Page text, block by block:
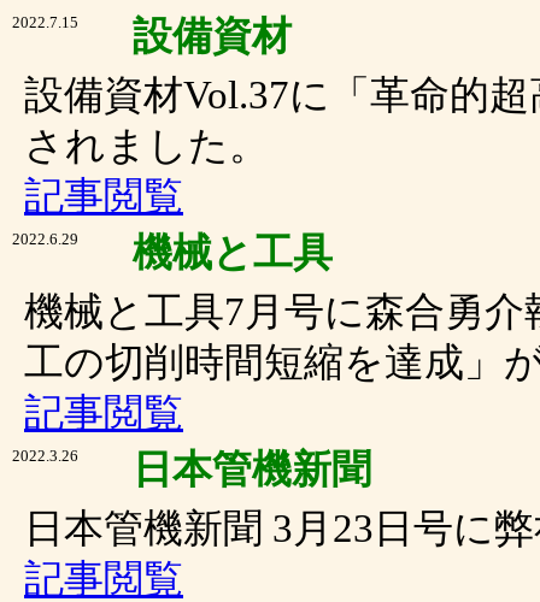
2022.7.15
設備資材
設備資材Vol.37に「革命的
されました。
記事閲覧
2022.6.29
機械と工具
機械と工具7月号に森合勇
工の切削時間短縮を達成」
記事閲覧
2022.3.26
日本管機新聞
日本管機新聞 3月23日号に
記事閲覧